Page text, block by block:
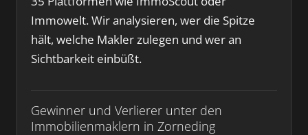
Immowelt. Wir analysieren, wer die Spitze
hält, welche Makler zulegen und wer an
Sichtbarkeit einbüßt.
Gewinner und Verlierer unter den
Immobilienmaklern in Zorneding